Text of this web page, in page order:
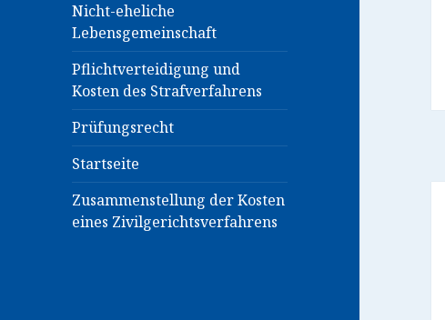
Nicht-eheliche
Lebensgemeinschaft
Pflichtverteidigung und
Kosten des Strafverfahrens
Prüfungsrecht
Startseite
Zusammenstellung der Kosten
eines Zivilgerichtsverfahrens